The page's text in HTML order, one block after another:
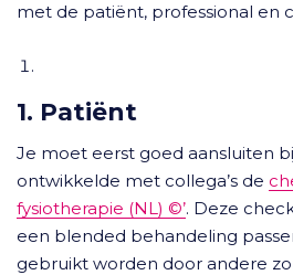
met de patiënt, professional en
1. Patiënt
Je moet eerst goed aansluiten
ontwikkelde met collega’s de
fysiotherapie (NL) ©’. Deze
een blended behandeling
gebruikt worden door andere